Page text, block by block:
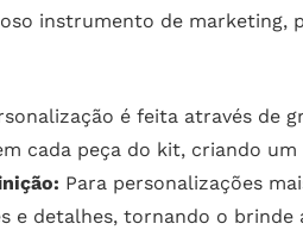
instrumento de marketing,
é feita através de
cada peça do kit, criando
Para personalizações
e detalhes, tornando o brinde